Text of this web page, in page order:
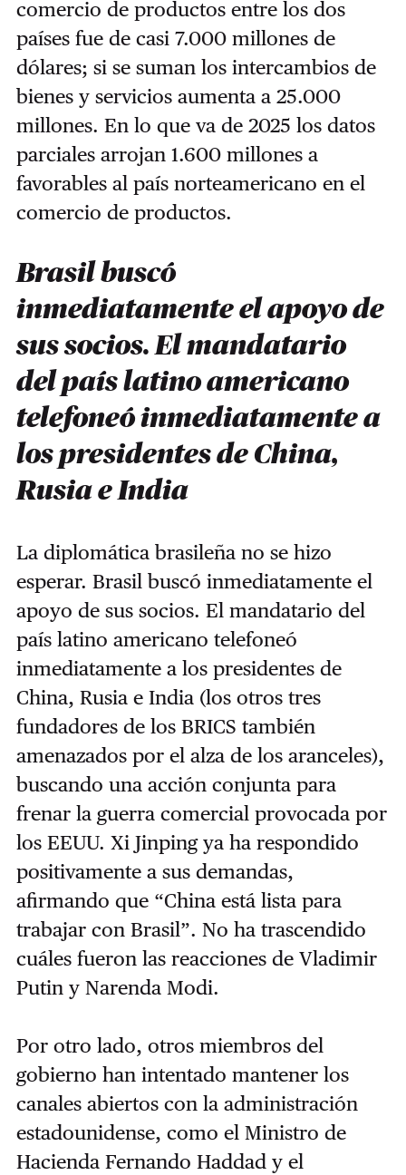
comercio de productos entre los dos
países fue de casi 7.000 millones de
dólares; si se suman los intercambios de
bienes y servicios aumenta a 25.000
millones. En lo que va de 2025 los datos
parciales arrojan 1.600 millones a
favorables al país norteamericano en el
comercio de productos.
Brasil buscó
inmediatamente el apoyo de
sus socios. El mandatario
del país latino americano
telefoneó inmediatamente a
los presidentes de China,
Rusia e India
La diplomática brasileña no se hizo
esperar. Brasil buscó inmediatamente el
apoyo de sus socios. El mandatario del
país latino americano telefoneó
inmediatamente a los presidentes de
China, Rusia e India (los otros tres
fundadores de los BRICS también
amenazados por el alza de los aranceles),
buscando una acción conjunta para
frenar la guerra comercial provocada por
los EEUU. Xi Jinping ya ha respondido
positivamente a sus demandas,
afirmando que “China está lista para
trabajar con Brasil”. No ha trascendido
cuáles fueron las reacciones de Vladimir
Putin y Narenda Modi.
Por otro lado, otros miembros del
gobierno han intentado mantener los
canales abiertos con la administración
estadounidense, como el Ministro de
Hacienda Fernando Haddad y el